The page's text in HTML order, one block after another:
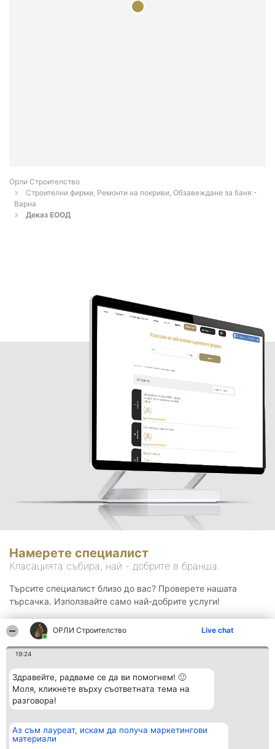
ОРЛИ Строителство Live chat
19:24
Здравейте, радваме се да ви помогнем! 🙂
Моля, кликнете върху съответната тема на
разговора!
Аз съм лауреат, искам да получа маркетингови
материали
Орли Строителство
Строителни фирми, Ремонти на покриви, Обзавеждане за баня -
Варна
Деказ ЕООД
Намерете специалист
Класацията събира, най - добрите в бранша.
Търсите специалист близо до вас? Проверете нашата
търсачка. Използвайте само най-добрите услуги!
Организатор на
класиране
Класация Контакти